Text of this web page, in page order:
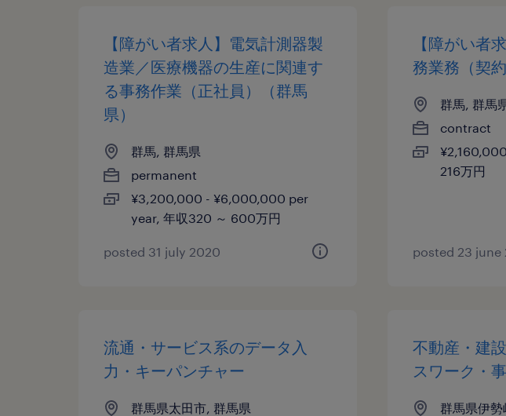
【障がい者求人】電気計測器製
造業／医療機器の生産に関連す
る事務作業（正社員）（群馬
県）
群馬, 群馬県
permanent
¥3,200,000 - ¥6,000,000 per
year, 年収320 ～ 600万円
posted 31 july 2020
【障がい者
務業務（契
群馬, 群馬
contract
216万円
posted 23 june
流通・サービス系のデータ入
力・キーパンチャー
群馬県太田市, 群馬県
不動産・建
スワーク・
群馬県伊